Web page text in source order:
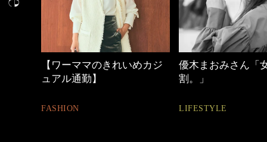
優木まおみさん「女の時間
割。」
LIFESTYLE
働く女性のバッグ